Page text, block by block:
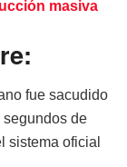
masiva
fue sacudido
segundos de
sistema oficial